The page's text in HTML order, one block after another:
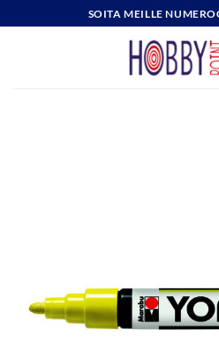
to
SOITA MEILLE